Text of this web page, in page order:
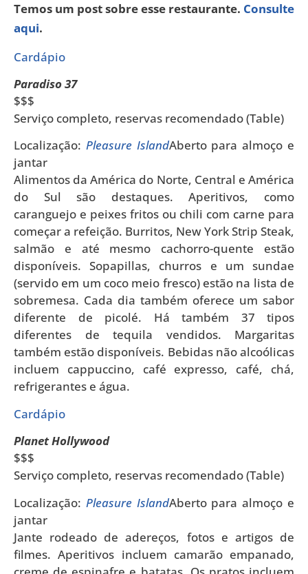
Temos um post sobre esse restaurante. Consulte
aqui.
Cardápio
Paradiso 37
$$$
Serviço completo, reservas recomendado (Table)
Localização: Pleasure IslandAberto para almoço e
jantar
Alimentos da América do Norte, Central e América
do Sul são destaques. Aperitivos, como
caranguejo e peixes fritos ou chili com carne para
começar a refeição. Burritos, New York Strip Steak,
salmão e até mesmo cachorro-quente estão
disponíveis. Sopapillas, churros e um sundae
(servido em um coco meio fresco) estão na lista de
sobremesa. Cada dia também oferece um sabor
diferente de picolé. Há também 37 tipos
diferentes de tequila vendidos. Margaritas
também estão disponíveis. Bebidas não alcoólicas
incluem cappuccino, café expresso, café, chá,
refrigerantes e água.
Cardápio
Planet Hollywood
$$$
Serviço completo, reservas recomendado (Table)
Localização: Pleasure IslandAberto para almoço e
jantar
Jante rodeado de adereços, fotos e artigos de
filmes. Aperitivos incluem camarão empanado,